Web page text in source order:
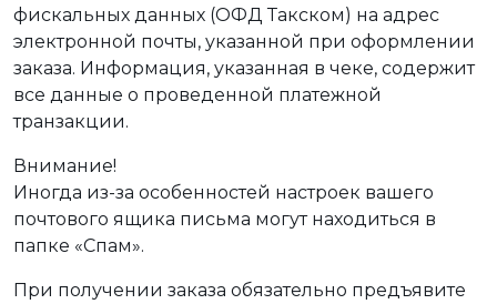
фискальных данных (ОФД Такском) на адрес
электронной почты, указанной при оформлении
заказа. Информация, указанная в чеке, содержит
все данные о проведенной платежной
транзакции.
Внимание!
Иногда из-за особенностей настроек вашего
почтового ящика письма могут находиться в
папке «Спам».
При получении заказа обязательно предъявите